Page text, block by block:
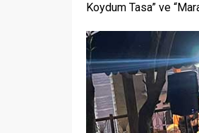
Koydum Tasa” ve